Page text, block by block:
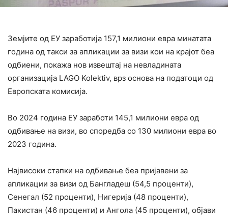
Земјите од ЕУ заработија 157,1 милиони евра минатата
година од такси за апликации за визи кои на крајот беа
одбиени, покажа нов извештај на невладината
организација LAGO Kolektiv, врз основа на податоци од
Европската комисија.
Во 2024 година ЕУ заработи 145,1 милиони евра од
одбивање на визи, во споредба со 130 милиони евра во
2023 година.
Највисоки стапки на одбивање беа пријавени за
апликации за визи од Бангладеш (54,5 проценти),
Сенегал (52 проценти), Нигерија (48 проценти),
Пакистан (46 проценти) и Ангола (45 проценти), објави